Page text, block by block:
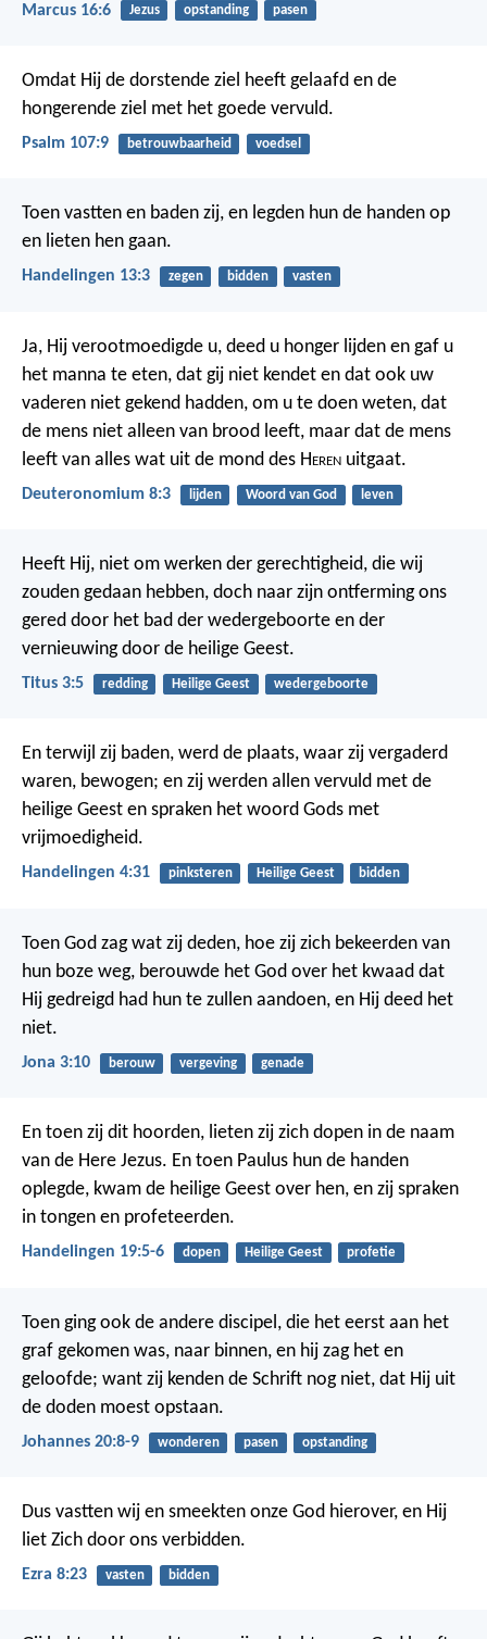
Marcus 16:6 Jezus opstanding pasen
Omdat Hij de dorstende ziel heeft gelaafd en de
hongerende ziel met het goede vervuld.
Psalm 107:9 betrouwbaarheid voedsel
Toen vastten en baden zij, en legden hun de handen op
en lieten hen gaan.
Handelingen 13:3 zegen bidden vasten
Ja, Hij verootmoedigde u, deed u honger lijden en gaf u
het manna te eten, dat gij niet kendet en dat ook uw
vaderen niet gekend hadden, om u te doen weten, dat
de mens niet alleen van brood leeft, maar dat de mens
leeft van alles wat uit de mond des Heren uitgaat.
Deuteronomium 8:3 lijden Woord van God leven
Heeft Hij, niet om werken der gerechtigheid, die wij
zouden gedaan hebben, doch naar zijn ontferming ons
gered door het bad der wedergeboorte en der
vernieuwing door de heilige Geest.
Titus 3:5 redding Heilige Geest wedergeboorte
En terwijl zij baden, werd de plaats, waar zij vergaderd
waren, bewogen; en zij werden allen vervuld met de
heilige Geest en spraken het woord Gods met
vrijmoedigheid.
Handelingen 4:31 pinksteren Heilige Geest bidden
Toen God zag wat zij deden, hoe zij zich bekeerden van
hun boze weg, berouwde het God over het kwaad dat
Hij gedreigd had hun te zullen aandoen, en Hij deed het
niet.
Jona 3:10 berouw vergeving genade
En toen zij dit hoorden, lieten zij zich dopen in de naam
van de Here Jezus. En toen Paulus hun de handen
oplegde, kwam de heilige Geest over hen, en zij spraken
in tongen en profeteerden.
Handelingen 19:5-6 dopen Heilige Geest profetie
Toen ging ook de andere discipel, die het eerst aan het
graf gekomen was, naar binnen, en hij zag het en
geloofde; want zij kenden de Schrift nog niet, dat Hij uit
de doden moest opstaan.
Johannes 20:8-9 wonderen pasen opstanding
Dus vastten wij en smeekten onze God hierover, en Hij
liet Zich door ons verbidden.
Ezra 8:23 vasten bidden